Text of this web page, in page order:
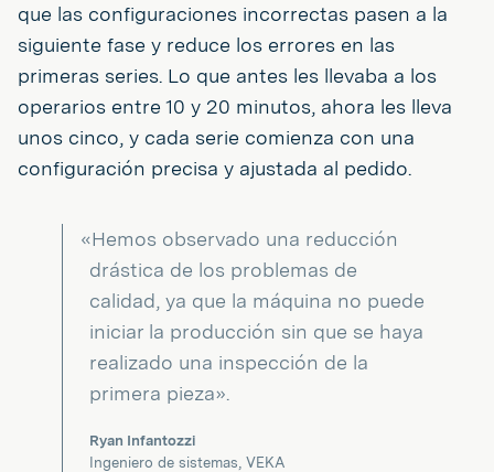
que las configuraciones incorrectas pasen a la
siguiente fase y reduce los errores en las
primeras series. Lo que antes les llevaba a los
operarios entre 10 y 20 minutos, ahora les lleva
unos cinco, y cada serie comienza con una
configuración precisa y ajustada al pedido.
«Hemos observado una reducción
drástica de los problemas de
calidad, ya que la máquina no puede
iniciar la producción sin que se haya
realizado una inspección de la
primera pieza».
Ryan Infantozzi
Ingeniero de sistemas, VEKA